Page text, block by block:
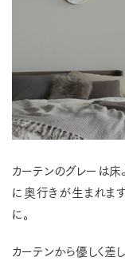
カーテンのグレーは
に奥行きが生まれま
に。
カーテンから優しく